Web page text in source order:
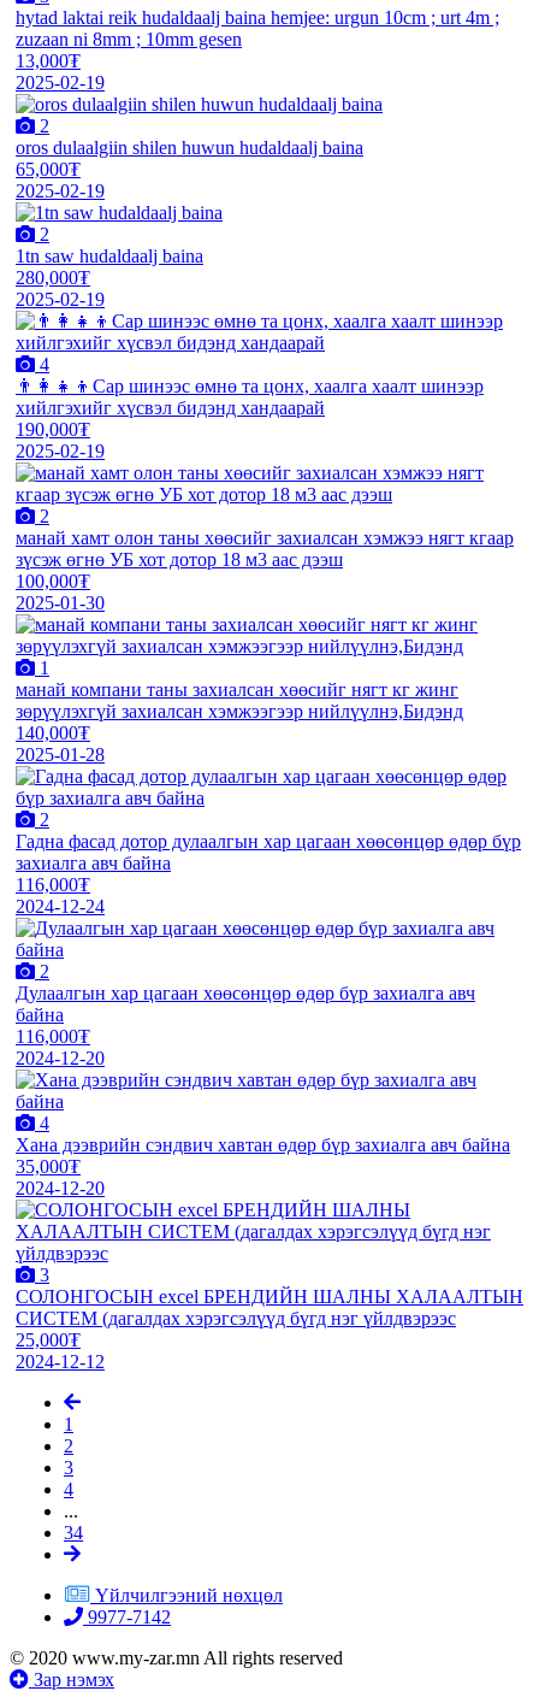
hytad laktai reik hudaldaalj baina hemjee: urgun 10cm ; urt 4m ;
zuzaan ni 8mm ; 10mm gesen
13,000₮
2025-02-19
2
oros dulaalgiin shilen huwun hudaldaalj baina
65,000₮
2025-02-19
2
1tn saw hudaldaalj baina
280,000₮
2025-02-19
4
👨‍👩‍👧‍👦Сар шинээс өмнө та цонх, хаалга хаалт шинээр
хийлгэхийг хүсвэл бидэнд хандаарай
190,000₮
2025-02-19
2
манай хамт олон таны хөөсийг захиалсан хэмжээ нягт кгаар
зүсэж өгнө УБ хот дотор 18 м3 аас дээш
100,000₮
2025-01-30
1
манай компани таны захиалсан хөөсийг нягт кг жинг
зөрүүлэхгүй захиалсан хэмжээгээр нийлүүлнэ,Бидэнд
140,000₮
2025-01-28
2
Гадна фасад дотор дулаалгын хар цагаан хөөсөнцөр өдөр бүр
захиалга авч байна
116,000₮
2024-12-24
2
Дулаалгын хар цагаан хөөсөнцөр өдөр бүр захиалга авч
байна
116,000₮
2024-12-20
4
Хана дээврийн сэндвич хавтан өдөр бүр захиалга авч байна
35,000₮
2024-12-20
3
СОЛОНГОСЫН excel БРЕНДИЙН ШАЛНЫ ХАЛААЛТЫН
СИСТЕМ (дагалдах хэрэгсэлүүд бүгд нэг үйлдвэрээс
25,000₮
2024-12-12
1
2
3
4
...
34
Үйлчилгээний нөхцөл
9977-7142
© 2020 www.my-zar.mn All rights reserved
Зар нэмэх